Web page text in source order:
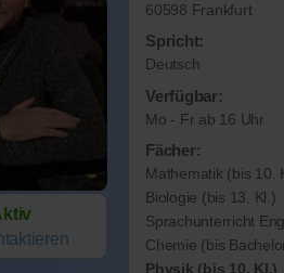
60598 Frankfurt
Spricht:
Deutsch
Verfügbar:
Mo - Fr ab 16 Uhr
Fächer:
Mathematik (bis 10.
Biologie (bis 13. Kl.)
Sprachunterricht
Chemie (bis
Physik (bis 10. Kl.)